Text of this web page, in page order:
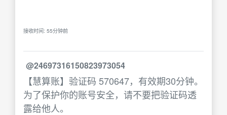
接收时间: 55分钟前
@24697316150823973054
【慧算账】验证码 570647，有效期30分钟。
为了保护你的账号安全，请不要把验证码透
露给他人。